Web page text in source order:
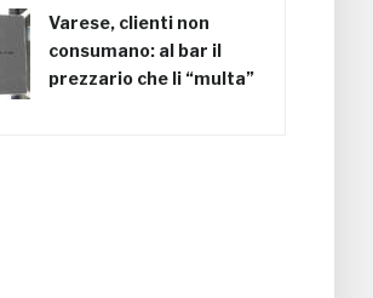
Varese, clienti non
consumano: al bar il
prezzario che li “multa”